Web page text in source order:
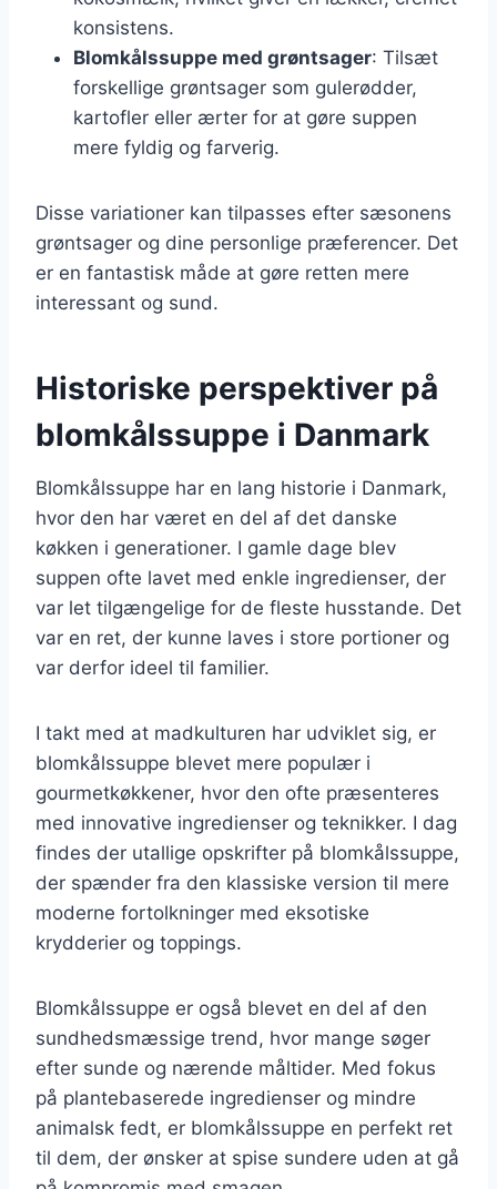
konsistens.
Blomkålssuppe med grøntsager: Tilsæt
forskellige grøntsager som gulerødder,
kartofler eller ærter for at gøre suppen
mere fyldig og farverig.
Disse variationer kan tilpasses efter sæsonens
grøntsager og dine personlige præferencer. Det
er en fantastisk måde at gøre retten mere
interessant og sund.
Historiske perspektiver på
blomkålssuppe i Danmark
Blomkålssuppe har en lang historie i Danmark,
hvor den har været en del af det danske
køkken i generationer. I gamle dage blev
suppen ofte lavet med enkle ingredienser, der
var let tilgængelige for de fleste husstande. Det
var en ret, der kunne laves i store portioner og
var derfor ideel til familier.
I takt med at madkulturen har udviklet sig, er
blomkålssuppe blevet mere populær i
gourmetkøkkener, hvor den ofte præsenteres
med innovative ingredienser og teknikker. I dag
findes der utallige opskrifter på blomkålssuppe,
der spænder fra den klassiske version til mere
moderne fortolkninger med eksotiske
krydderier og toppings.
Blomkålssuppe er også blevet en del af den
sundhedsmæssige trend, hvor mange søger
efter sunde og nærende måltider. Med fokus
på plantebaserede ingredienser og mindre
animalsk fedt, er blomkålssuppe en perfekt ret
til dem, der ønsker at spise sundere uden at gå